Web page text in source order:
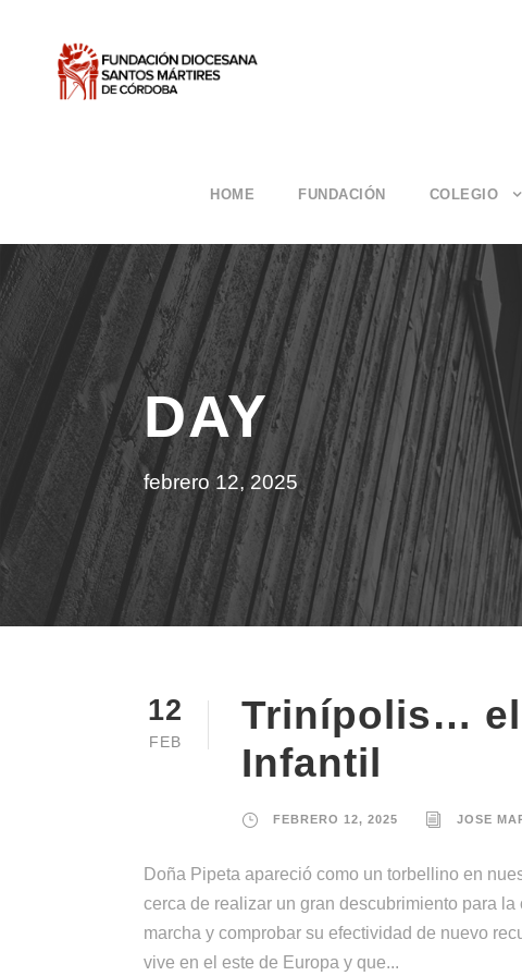
HOME FUNDACIÓN COLEGIO
DAY
febrero 12, 2025
12
FEB
Trinípolis…
Infantil
FEBRERO 12, 2025 JOSE
Doña Pipeta apareció como un torbellino en
cerca de realizar un gran descubrimiento para
marcha y comprobar su efectividad de nuevo
vive en el este de Europa y que...